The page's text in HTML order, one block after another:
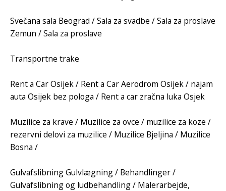
Svečana sala Beograd /Sala za svadbe /Sala za proslave
Zemun /Sala za proslave
Transportne trake
Rent a Car Osijek/ Rent a Car Aerodrom Osijek/ najam
auta Osijek bez pologa / Rent a car zračna luka Osjek
Muzilice za krave / Muzilice za ovce / muzilice za koze /
rezervni delovi za muzilice / Muzilice Bjeljina / Muzilice
Bosna /
GulvafslibningGulvlægning/ Behandlinger/
Gulvafslibning og ludbehandling/ Malerarbejde,